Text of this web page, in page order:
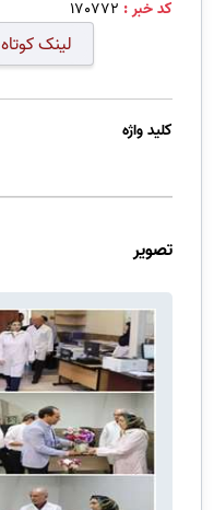
کد خبر : 170772
لینک کوتاه
کلید واژه
تصویر